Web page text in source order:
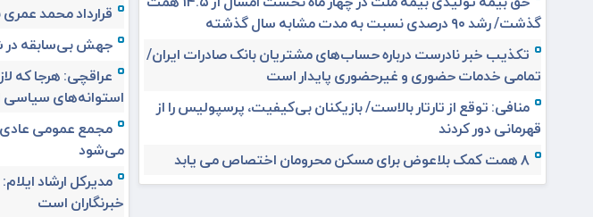
گذشت/ رشد ۹۰ درصدی نسبت به مدت مشابه سال گذشته
تکذیب خبر نادرست درباره حساب‌های مشتریان بانک صادرات ایران/
تمامی خدمات حضوری و غیرحضوری پایدار است
منافی: توقع از تارتار بالاست/ بازیکنان بی‌کیفیت، پرسپولیس را از
قهرمانی دور کردند
۸ همت کمک بلاعوض برای مسکن محرومان اختصاص می یابد
قرارداد محمد
جهش بی‌سابقه در
عراقچی: هرجا که
استوانه‌های سیاسی
می‌شود
مدیرکل ارشاد
خبرنگاران است